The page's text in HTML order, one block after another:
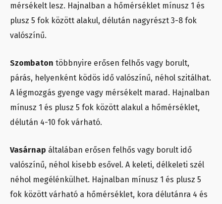
mérsékelt lesz. Hajnalban a hőmérséklet mínusz 1 és
plusz 5 fok között alakul, délután nagyrészt 3-8 fok
valószínű.
Szombaton többnyire erősen felhős vagy borult,
párás, helyenként ködös idő valószínű, néhol szitálhat.
A légmozgás gyenge vagy mérsékelt marad. Hajnalban
mínusz 1 és plusz 5 fok között alakul a hőmérséklet,
délután 4-10 fok várható.
Vasárnap általában erősen felhős vagy borult idő
valószínű, néhol kisebb esővel. A keleti, délkeleti szél
néhol megélénkülhet. Hajnalban mínusz 1 és plusz 5
fok között várható a hőmérséklet, kora délutánra 4 és